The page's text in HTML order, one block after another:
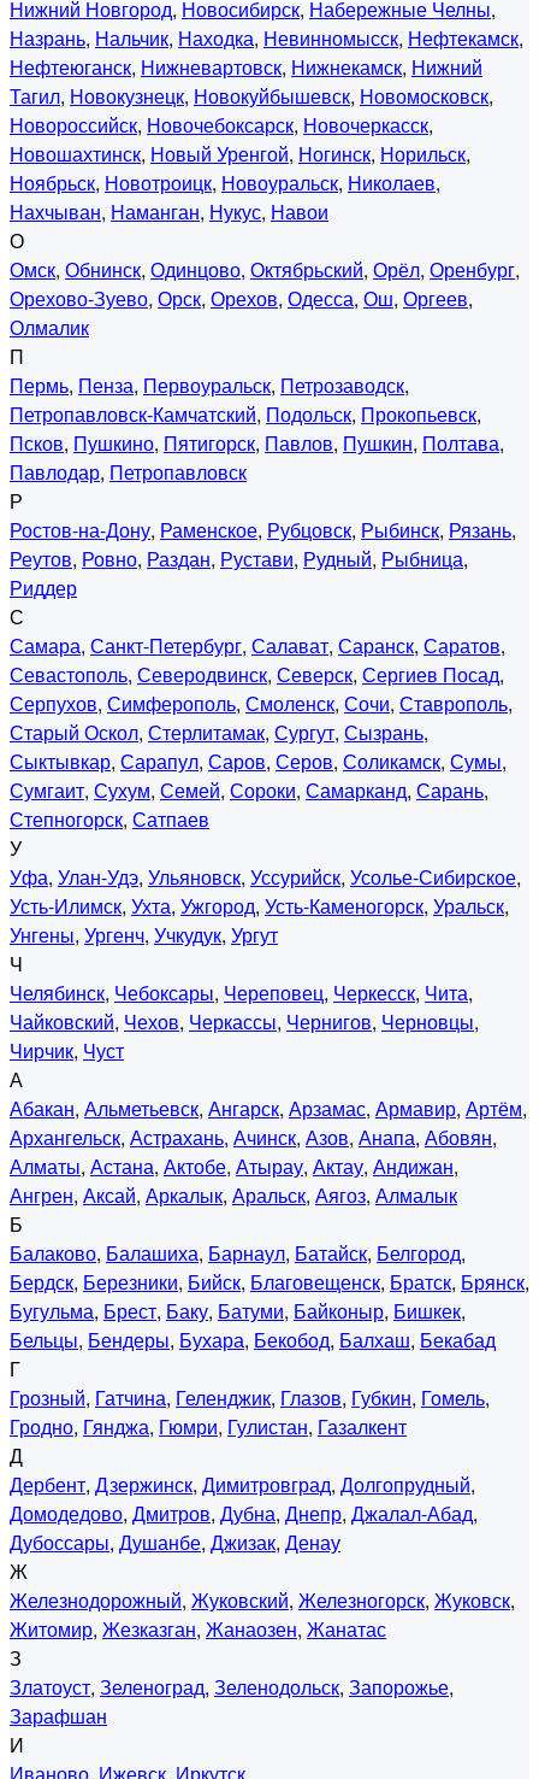
Нижний Новгород, Новосибирск, Набережные Челны,
Назрань, Нальчик, Находка, Невинномысск, Нефтекамск,
Нефтеюганск, Нижневартовск, Нижнекамск, Нижний
Тагил, Новокузнецк, Новокуйбышевск, Новомосковск,
Новороссийск, Новочебоксарск, Новочеркасск,
Новошахтинск, Новый Уренгой, Ногинск, Норильск,
Ноябрьск, Новотроицк, Новоуральск, Николаев,
Нахчыван, Наманган, Нукус, Навои
О
Омск, Обнинск, Одинцово, Октябрьский, Орёл, Оренбург,
Орехово-Зуево, Орск, Орехов, Одесса, Ош, Оргеев,
Олмалик
П
Пермь, Пенза, Первоуральск, Петрозаводск,
Петропавловск-Камчатский, Подольск, Прокопьевск,
Псков, Пушкино, Пятигорск, Павлов, Пушкин, Полтава,
Павлодар, Петропавловск
Р
Ростов-на-Дону, Раменское, Рубцовск, Рыбинск, Рязань,
Реутов, Ровно, Раздан, Рустави, Рудный, Рыбница,
Риддер
С
Самара, Санкт-Петербург, Салават, Саранск, Саратов,
Севастополь, Северодвинск, Северск, Сергиев Посад,
Серпухов, Симферополь, Смоленск, Сочи, Ставрополь,
Старый Оскол, Стерлитамак, Сургут, Сызрань,
Сыктывкар, Сарапул, Саров, Серов, Соликамск, Сумы,
Сумгаит, Сухум, Семей, Сороки, Самарканд, Сарань,
Степногорск, Сатпаев
У
Уфа, Улан-Удэ, Ульяновск, Уссурийск, Усолье-Сибирское,
Усть-Илимск, Ухта, Ужгород, Усть-Каменогорск, Уральск,
Унгены, Ургенч, Учкудук, Ургут
Ч
Челябинск, Чебоксары, Череповец, Черкесск, Чита,
Чайковский, Чехов, Черкассы, Чернигов, Черновцы,
Чирчик, Чуст
А
Абакан, Альметьевск, Ангарск, Арзамас, Армавир, Артём,
Архангельск, Астрахань, Ачинск, Азов, Анапа, Абовян,
Алматы, Астана, Актобе, Атырау, Актау, Андижан,
Ангрен, Аксай, Аркалык, Аральск, Аягоз, Алмалык
Б
Балаково, Балашиха, Барнаул, Батайск, Белгород,
Бердск, Березники, Бийск, Благовещенск, Братск, Брянск,
Бугульма, Брест, Баку, Батуми, Байконыр, Бишкек,
Бельцы, Бендеры, Бухара, Бекобод, Балхаш, Бекабад
Г
Грозный, Гатчина, Геленджик, Глазов, Губкин, Гомель,
Гродно, Гянджа, Гюмри, Гулистан, Газалкент
Д
Дербент, Дзержинск, Димитровград, Долгопрудный,
Домодедово, Дмитров, Дубна, Днепр, Джалал-Абад,
Дубоссары, Душанбе, Джизак, Денау
Ж
Железнодорожный, Жуковский, Железногорск, Жуковск,
Житомир, Жезказган, Жанаозен, Жанатас
З
Златоуст, Зеленоград, Зеленодольск, Запорожье,
Зарафшан
И